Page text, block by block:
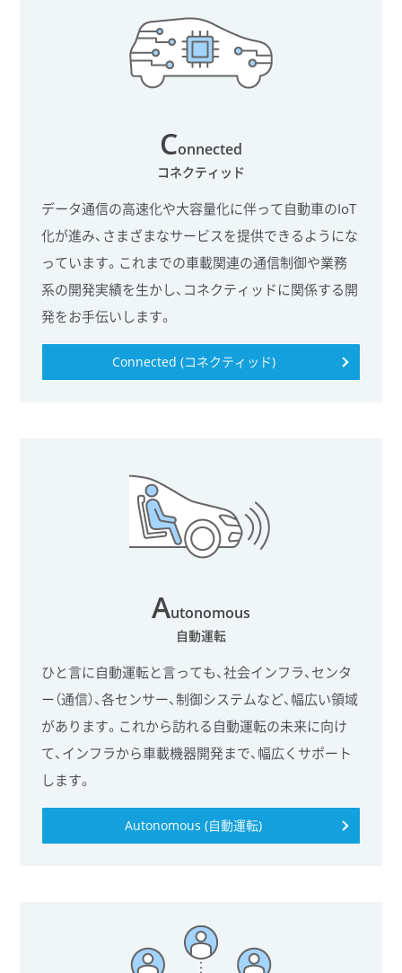
Connected
コネクティッド
データ通信の高速化や大容量化に伴って自動車のIoT
化が進み、さまざまなサービスを提供できるようにな
っています。これまでの車載関連の通信制御や業務
系の開発実績を生かし、コネクティッドに関係する開
発をお手伝いします。
Connected (コネクティッド)
Autonomous
自動運転
ひと言に自動運転と言っても、社会インフラ、センタ
ー（通信）、各センサー、制御システムなど、幅広い領域
があります。これから訪れる自動運転の未来に向け
て、インフラから車載機器開発まで、幅広くサポート
します。
Autonomous (自動運転)